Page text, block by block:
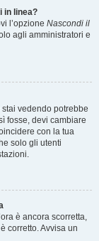
in linea?
l’opzione Nascondi il
agli amministratori e
stai vedendo potrebbe
fosse, devi cambiare
con la tua
solo gli utenti
è ancora scorretta,
corretto. Avvisa un